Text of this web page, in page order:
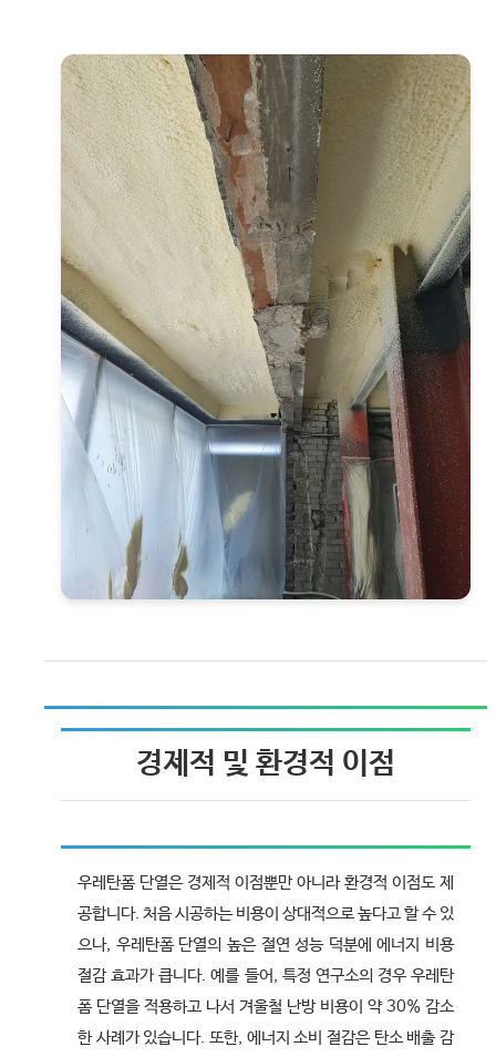
경제적 및 환경적 이점
우레탄폼 단열은 경제적 이점뿐만 아니라 환경적 이점도 제
공합니다. 처음 시공하는 비용이 상대적으로 높다고 할 수 있
으나, 우레탄폼 단열의 높은 절연 성능 덕분에 에너지 비용
절감 효과가 큽니다. 예를 들어, 특정 연구소의 경우 우레탄
폼 단열을 적용하고 나서 겨울철 난방 비용이 약 30% 감소
한 사례가 있습니다. 또한, 에너지 소비 절감은 탄소 배출 감